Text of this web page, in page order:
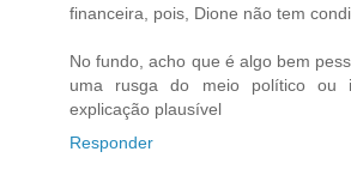
financeira, pois, Dione não tem
No fundo, acho que é algo bem
uma rusga do meio político ou
explicação plausível
Responder